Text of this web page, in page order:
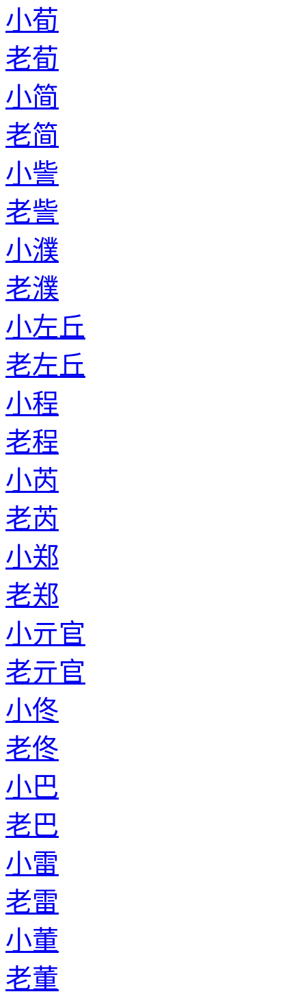
小荀
老荀
小简
老简
小訾
老訾
小濮
老濮
小左丘
老左丘
小程
老程
小芮
老芮
小郑
老郑
小亓官
老亓官
小佟
老佟
小巴
老巴
小雷
老雷
小董
老董